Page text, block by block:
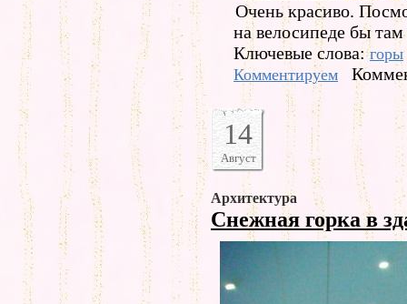
Очень красиво.
на велосипеде бы
Ключевые слова:горы
Комментируем
14
Август
Архитектура
Снежная горка в